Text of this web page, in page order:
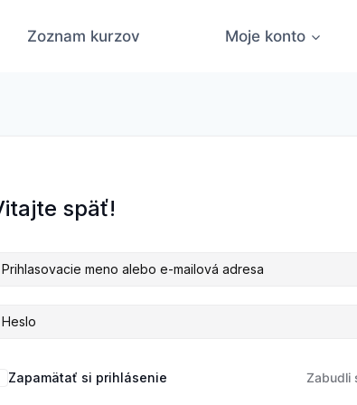
Zoznam kurzov Moje konto
späť!
Zapamätať si prihlásenie Zabudli